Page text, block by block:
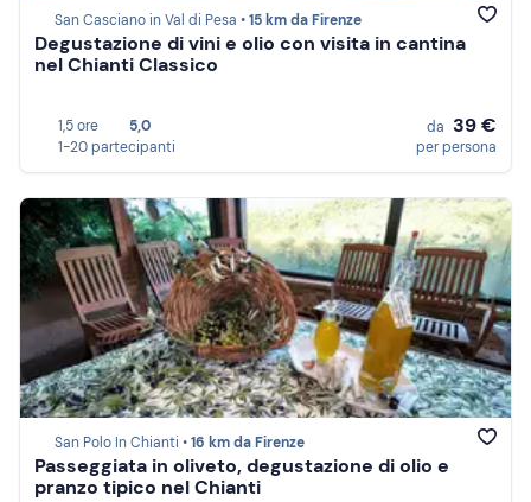
San Casciano in Val di Pesa •15 km da Firenze
Degustazione di vini e olio con visita in cantina
nel Chianti Classico
1,5 ore
5,0
1-20 partecipanti
da 39 €
per persona
San Polo In Chianti •16 km da Firenze
Passeggiata in oliveto, degustazione di olio e
pranzo tipico nel Chianti